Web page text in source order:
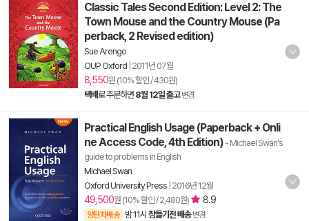
Classic Tales Second Edition: Level 2: The
Town Mouse and the Country Mouse (Pa
perback, 2 Revised edition)
Sue Arengo
OUP Oxford 2011년 07월
8,550원 (10% 할인 / 430원)
택배로 주문하면 8월 12일 출고 변경
Practical English Usage (Paperback + Onli
ne Access Code, 4th Edition) - Michael Swan's
guide to problems in English
Michael Swan
Oxford University Press 2016년 12월
49,500원 (10% 할인 / 2,480원) 8.9
양탄자배송 밤 11시 잠들기전 배송 변경